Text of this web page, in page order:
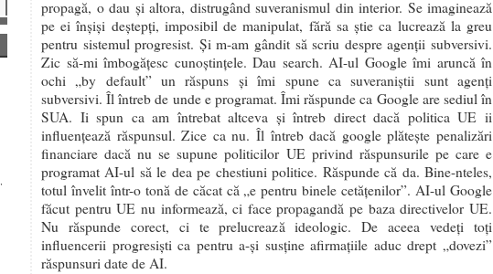
propagă, o dau și altora, distrugând suveranismul din interior. Se imaginează
pe ei înșiși deștepți, imposibil de manipulat, fără sa știe ca lucrează la greu
pentru sistemul progresist. Și m-am gândit să scriu despre agenții subversivi.
Zic să-mi îmbogățesc cunoștințele. Dau search. AI-ul Google îmi aruncă în
ochi „by default” un răspuns și îmi spune ca suveraniștii sunt agenți
subversivi. Îl întreb de unde e programat. Îmi răspunde ca Google are sediul în
SUA. Ii spun ca am întrebat altceva și întreb direct dacă politica UE ii
influențează răspunsul. Zice ca nu. Îl întreb dacă google plătește penalizări
financiare dacă nu se supune politicilor UE privind răspunsurile pe care e
programat AI-ul să le dea pe chestiuni politice. Răspunde că da. Bine-nteles,
totul învelit într-o tonă de căcat că „e pentru binele cetățenilor”. AI-ul Google
făcut pentru UE nu informează, ci face propagandă pe baza directivelor UE.
Nu răspunde corect, ci te prelucrează ideologic. De aceea vedeți toți
influencerii progresiști ca pentru a-și susține afirmațiile aduc drept „dovezi”
răspunsuri date de AI.